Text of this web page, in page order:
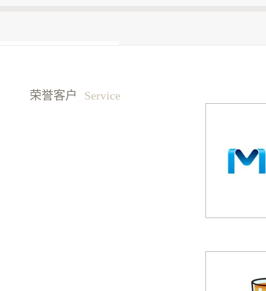
Service
荣誉客户